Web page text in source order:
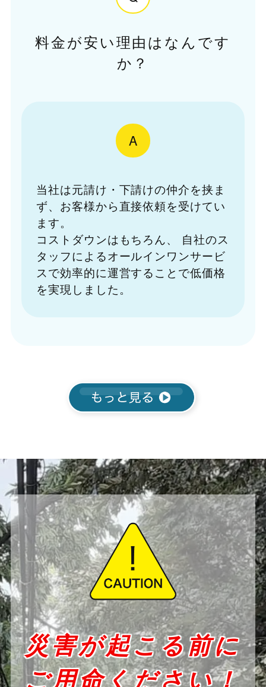
料金が安い理由はなんです
か？
A
当社は元請け・下請けの仲介を挟ま
ず、お客様から直接依頼を受けてい
ます。
コストダウンはもちろん、
自社のス
タッフによるオールインワンサービ
スで効率的に運営することで低価格
を実現しました。
災害が起こる前に
ご用命ください！